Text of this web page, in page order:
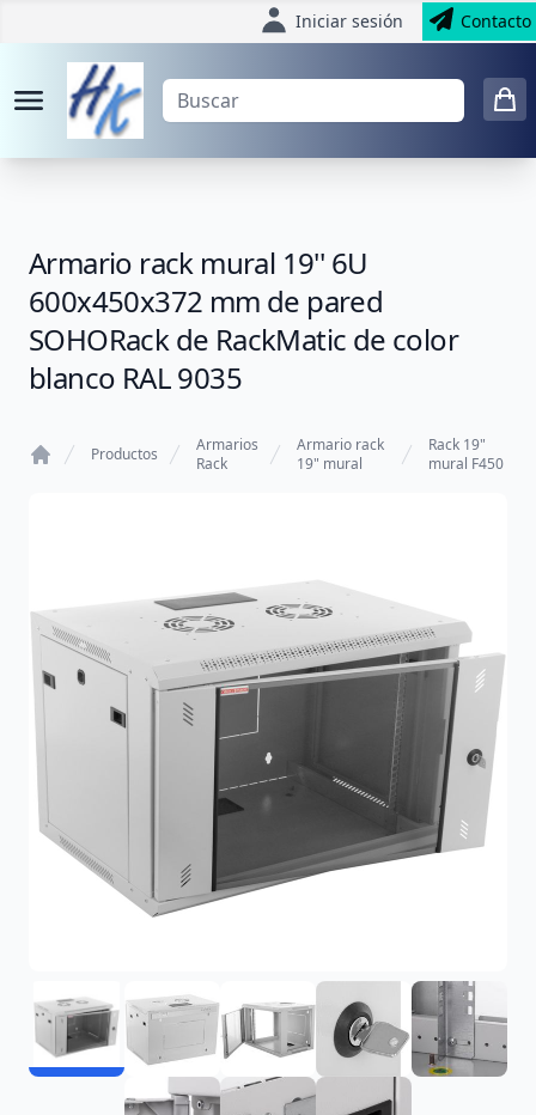
Iniciar sesión Contacto
Armario rack mural 19'' 6U
600x450x372 mm de pared
SOHORack de RackMatic de color
blanco RAL 9035
Productos
Armarios
Rack
Armario rack
19" mural
Rack 19"
mural F450